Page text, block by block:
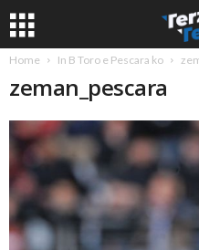
Home In B Toro e Pescara ko
zeman_pescara